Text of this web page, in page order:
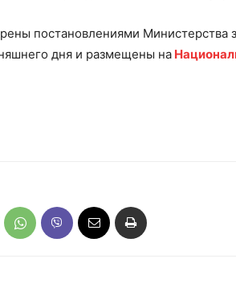
постановлениями Министерства
дня и размещены на